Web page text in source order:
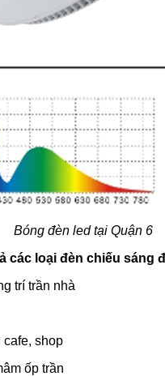
Bóng đèn led tại Quận 6
các loại đèn chiếu sáng
trí trần nhà
shop
ốp trần